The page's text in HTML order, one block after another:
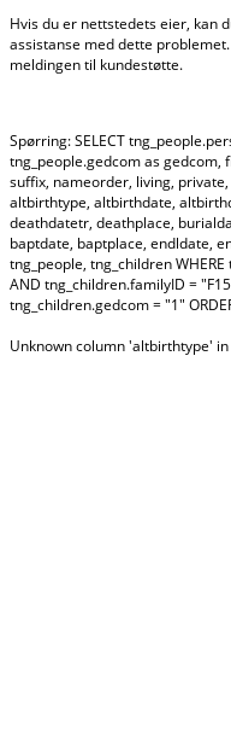
Hvis du er nettstedets eier, kan
assistanse med dette
meldingen til kundestøtte.
Spørring: SELECT
tng_people.gedcom as
suffix, nameorder, living,
altbirthtype, altbirthdate,
deathdatetr, deathplace,
baptdate, baptplace, endldate,
tng_people, tng_children
AND tng_children.familyID =
tng_children.gedcom = "1"
Unknown column 'altbirthtype' in